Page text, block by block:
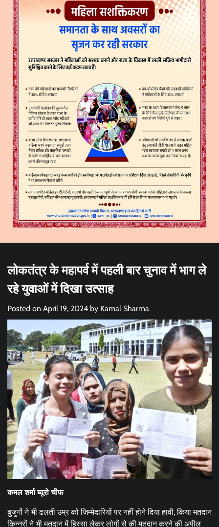
लोकतंत्र के महापर्व में पहली बार चुनाव में भाग ले
रहे युवाओं में दिखा उत्साह
Posted on April 19, 2024 by Kamal Sharma
कमल शर्मा ब्यूरो चीफ
बुजुर्गो ने भी ढलती उम्र को जिम्मेदारियों पर नहीं होने दिया हावी, किया मतदान
किन्नरों ने भी मतदान में हिस्सा लेकर लोगों से की मतदान करने की अपील